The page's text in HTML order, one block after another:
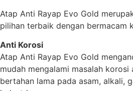
Atap Anti Rayap Evo Gold
pilihan terbaik dengan bermacam
Anti Korosi
Atap Anti Rayap Evo Gold
mudah mengalami masalah
bertahan lama pada asam, alkali,